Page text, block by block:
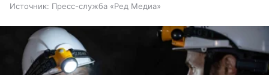
Источник: Пресс-служба «Ред Медиа»